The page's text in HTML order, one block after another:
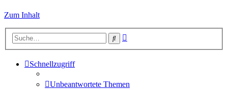
Zum Inhalt
Suche
Schnellzugriff
Unbeantwortete Themen